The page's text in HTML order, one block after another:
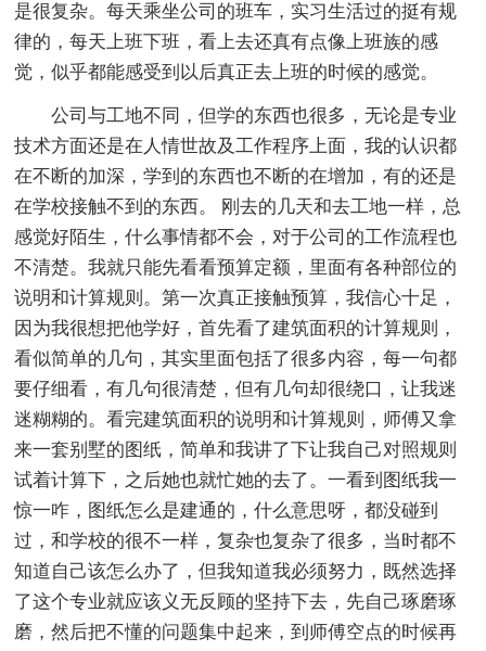
是很复杂。每天乘坐公司的班车，实习生活过的挺有规
律的，每天上班下班，看上去还真有点像上班族的感
觉，似乎都能感受到以后真正去上班的时候的感觉。
公司与工地不同，但学的东西也很多，无论是专业
技术方面还是在人情世故及工作程序上面，我的认识都
在不断的加深，学到的东西也不断的在增加，有的还是
在学校接触不到的东西。 刚去的几天和去工地一样，总
感觉好陌生，什么事情都不会，对于公司的工作流程也
不清楚。我就只能先看看预算定额，里面有各种部位的
说明和计算规则。第一次真正接触预算，我信心十足，
因为我很想把他学好，首先看了建筑面积的计算规则，
看似简单的几句，其实里面包括了很多内容，每一句都
要仔细看，有几句很清楚，但有几句却很绕口，让我迷
迷糊糊的。看完建筑面积的说明和计算规则，师傅又拿
来一套别墅的图纸，简单和我讲了下让我自己对照规则
试着计算下，之后她也就忙她的去了。一看到图纸我一
惊一咋，图纸怎么是建通的，什么意思呀，都没碰到
过，和学校的很不一样，复杂也复杂了很多，当时都不
知道自己该怎么办了，但我知道我必须努力，既然选择
了这个专业就应该义无反顾的坚持下去，先自己琢磨琢
磨，然后把不懂的问题集中起来，到师傅空点的时候再